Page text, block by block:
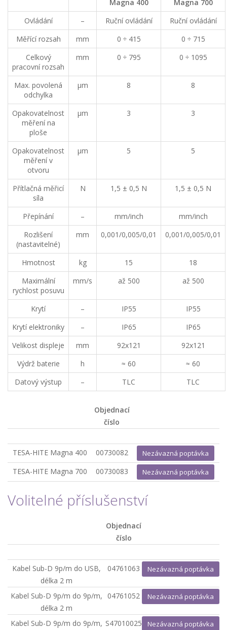
Magna 400
Magna 700
Ovládání
– Ruční ovládání
Ruční ovládání
Měřící rozsah
mm 0 ÷ 415
0 ÷ 715
Celkový
pracovní rozsah
mm 0 ÷ 795 0 ÷ 1095
Max. povolená
odchylka
µm 8 8
Opakovatelnost
měření na
ploše
µm 3 3
Opakovatelnost
měření v
otvoru
µm 5 5
Přítlačná měřicí
síla
N 1,5 ± 0,5 N 1,5 ± 0,5 N
Přepínání – mm/inch
mm/inch
Rozlišení
(nastavitelné)
mm 0,001/0,005/0,01 0,001/0,005/0,01
Hmotnost kg 15
18
Maximální
rychlost posuvu
mm/s až 500 až 500
Krytí – IP55
IP55
Krytí elektroniky
– IP65
IP65
Velikost displeje
mm 92x121
92x121
Výdrž baterie
h ≈ 60
≈ 60
Datový výstup
– TLC TLC
Objednací
číslo
TESA-HITE Magna 400 00730082 Nezávazná poptávka
TESA-HITE Magna 700 00730083 Nezávazná poptávka
Volitelné příslušenství
Objednací
číslo
Kabel Sub-D 9p/m do USB,
délka 2 m
04761063 Nezávazná poptávka
Kabel Sub-D 9p/m do 9p/m,
délka 2 m
04761052 Nezávazná poptávka
Kabel Sub-D 9p/m do 9p/m, S47010025 Nezávazná poptávka